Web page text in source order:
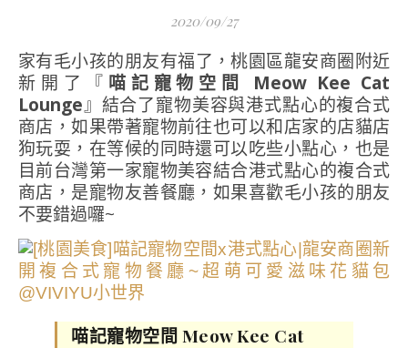
2020/09/27
家有毛小孩的朋友有福了，桃園區龍安商圈附近
新開了『 喵記寵物空間 Meow Kee Cat
Lounge』結合了寵物美容與港式點心的複合式
商店，如果帶著寵物前往也可以和店家的店貓店
狗玩耍，在等候的同時還可以吃些小點心，也是
目前台灣第一家寵物美容結合港式點心的複合式
商店，是寵物友善餐廳，如果喜歡毛小孩的朋友
不要錯過囉~
喵記寵物空間 Meow Kee Cat